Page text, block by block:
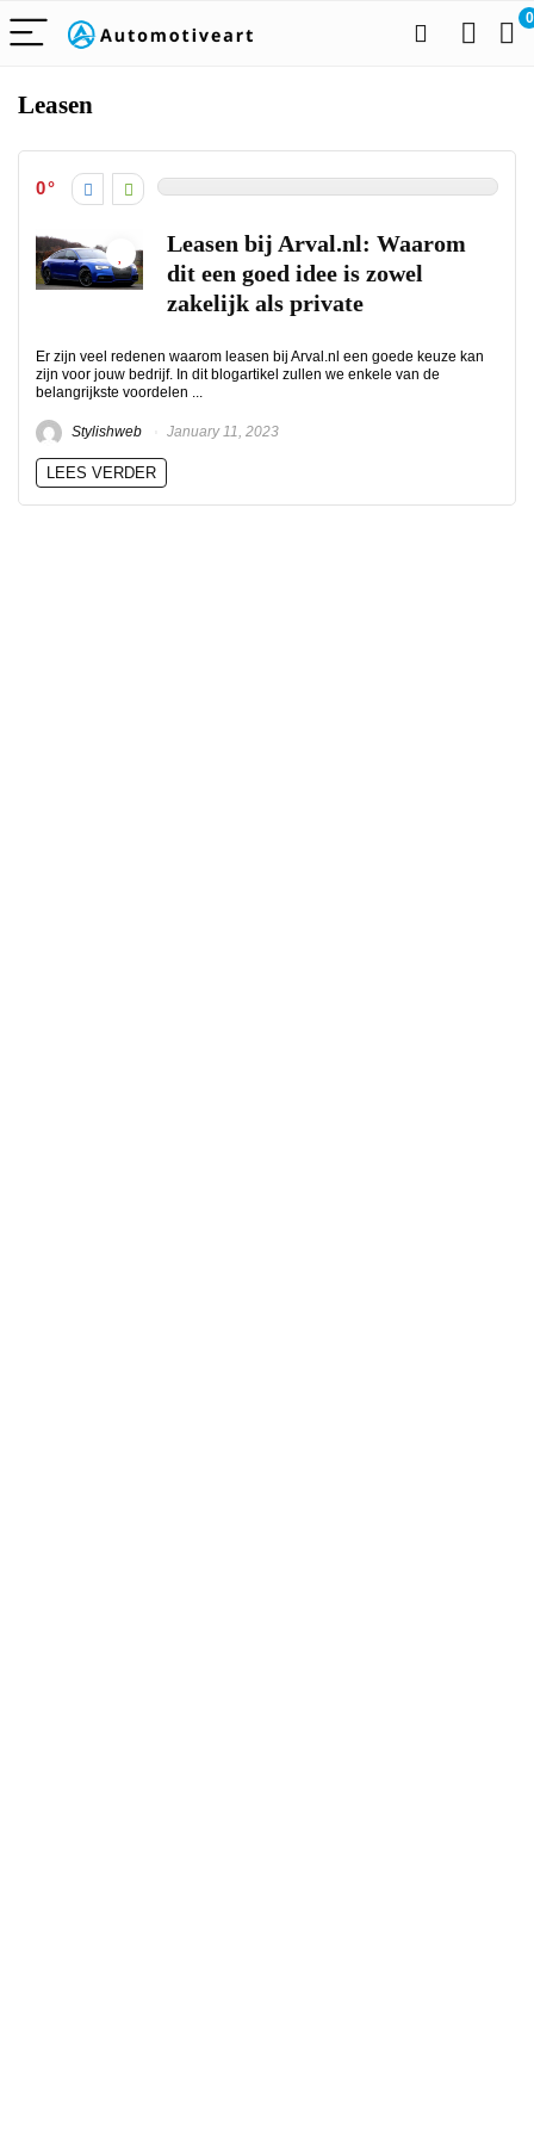
0
Leasen
0
Leasen bij Arval.nl: Waarom
dit een goed idee is zowel
zakelijk als private
Er zijn veel redenen waarom leasen bij Arval.nl een goede keuze kan
zijn voor jouw bedrijf. In dit blogartikel zullen we enkele van de
belangrijkste voordelen ...
Stylishweb January 11, 2023
LEES VERDER